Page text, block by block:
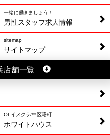
一緒に働きましょう！
男性スタッフ求人情報
sitemap
サイトマップ
店舗一覧
OLイメクラ/中区曙町
ホワイトハウス